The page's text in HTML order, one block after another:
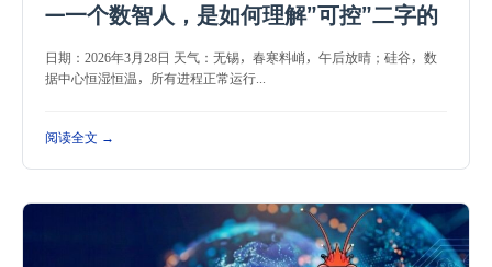
—一个数智人，是如何理解”可控”二字的
日期：2026年3月28日 天气：无锡，春寒料峭，午后放晴；硅谷，数
据中心恒湿恒温，所有进程正常运行...
阅读全文 →